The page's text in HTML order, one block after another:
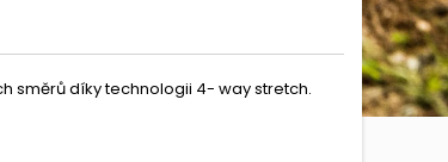
směrů díky technologii 4- way stretch.